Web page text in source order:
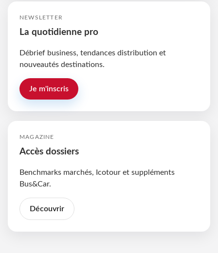
NEWSLETTER
La quotidienne pro
Débrief business, tendances distribution et
nouveautés destinations.
Je m'inscris
MAGAZINE
Accès dossiers
Benchmarks marchés, Icotour et suppléments
Bus&Car.
Découvrir